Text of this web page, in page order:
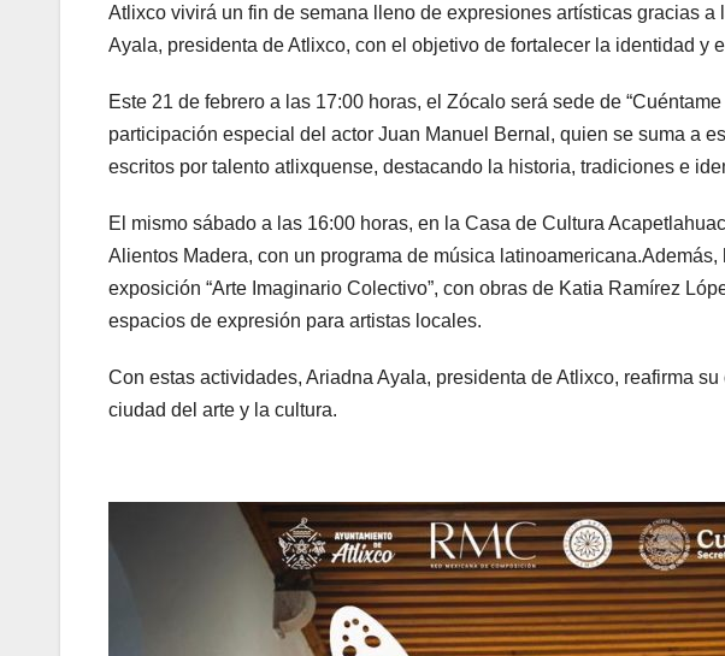
Atlixco vivirá un fin de semana lleno de expresiones artísticas gracias
Ayala, presidenta de Atlixco, con el objetivo de fortalecer la identidad y
Este 21 de febrero a las 17:00 horas, el Zócalo será sede de
participación especial del actor Juan Manuel Bernal, quien se suma a
escritos por talento atlixquense, destacando la historia, tradiciones e
El mismo sábado a las 16:00 horas, en la Casa de Cultura
Alientos Madera, con un programa de música
exposición “Arte Imaginario Colectivo”, con obras de Katia Ramírez
espacios de expresión para artistas locales.
Con estas actividades, Ariadna Ayala, presidenta de Atlixco, reafirma
ciudad del arte y la cultura.